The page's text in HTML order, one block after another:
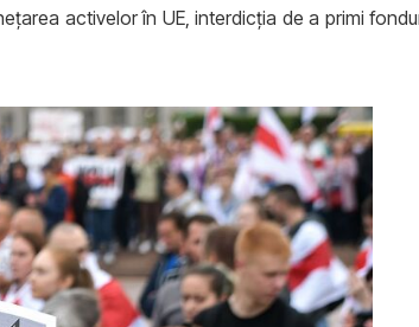
activelor în UE, interdicția de a primi